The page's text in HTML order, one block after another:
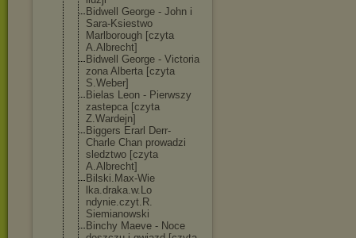
Bidwell George - John i
Sara-Ksiestwo
Marlborough [czyta
A.Albrecht]
Bidwell George - Victoria
zona Alberta [czyta
S.Weber]
Bielas Leon - Pierwszy
zastepca [czyta
Z.Wardejn]
Biggers Erarl Derr-
Charle Chan prowadzi
sledztwo [czyta
A.Albrecht]
Bilski.Max-Wie
lka.draka.w.Lo
ndynie.czyt.R.
Siemianowski
Binchy Maeve - Noce